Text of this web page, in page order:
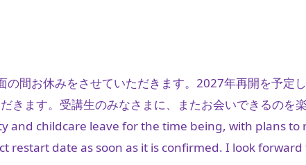
の間お休みをさせていただきます。2027年再開を予定
きます。受講生のみなさまに、またお会いできるのを
and childcare leave for the time being, with plans to
restart date as soon as it is confirmed. I look